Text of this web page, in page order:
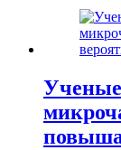
Ученые